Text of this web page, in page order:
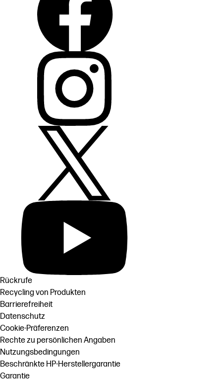
Rückrufe
Recycling von Produkten
Barrierefreiheit
Datenschutz
Cookie-Präferenzen
Rechte zu persönlichen Angaben
Nutzungsbedingungen
Beschränkte HP-Herstellergarantie
Garantie